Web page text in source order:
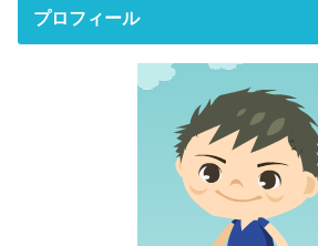
プロフィール